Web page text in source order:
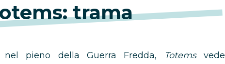
trama
nel pieno della Guerra Fredda, Totemsvede